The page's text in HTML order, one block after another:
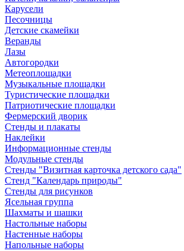
Карусели
Песочницы
Детские скамейки
Веранды
Лазы
Автогородки
Метеоплощадки
Музыкальные площадки
Туристические площадки
Патриотические площадки
Фермерский дворик
Стенды и плакаты
Наклейки
Информационные стенды
Модульные стенды
Стенды "Визитная карточка детского сада"
Стенд "Календарь природы"
Стенды для рисунков
Ясельная группа
Шахматы и шашки
Настольные наборы
Настенные наборы
Напольные наборы